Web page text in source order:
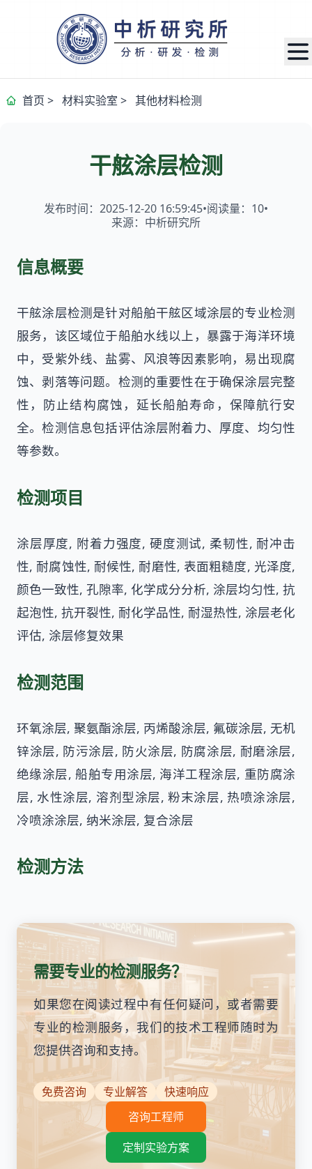
首页 > 材料实验室 > 其他材料检测
干舷涂层检测
发布时间：2025-12-20 16:59:45•阅读量： 10•
来源：中析研究所
信息概要
干舷涂层检测是针对船舶干舷区域涂层的专业检测
服务，该区域位于船舶水线以上，暴露于海洋环境
中，受紫外线、盐雾、风浪等因素影响，易出现腐
蚀、剥落等问题。检测的重要性在于确保涂层完整
性，防止结构腐蚀，延长船舶寿命，保障航行安
全。检测信息包括评估涂层附着力、厚度、均匀性
等参数。
检测项目
涂层厚度, 附着力强度, 硬度测试, 柔韧性, 耐冲击
性, 耐腐蚀性, 耐候性, 耐磨性, 表面粗糙度, 光泽度,
颜色一致性, 孔隙率, 化学成分分析, 涂层均匀性, 抗
起泡性, 抗开裂性, 耐化学品性, 耐湿热性, 涂层老化
评估, 涂层修复效果
检测范围
环氧涂层, 聚氨酯涂层, 丙烯酸涂层, 氟碳涂层, 无机
锌涂层, 防污涂层, 防火涂层, 防腐涂层, 耐磨涂层,
绝缘涂层, 船舶专用涂层, 海洋工程涂层, 重防腐涂
层, 水性涂层, 溶剂型涂层, 粉末涂层, 热喷涂涂层,
冷喷涂涂层, 纳米涂层, 复合涂层
检测方法
需要专业的检测服务？
如果您在阅读过程中有任何疑问，或者需要
专业的检测服务，我们的技术工程师随时为
您提供咨询和支持。
免费咨询 专业解答
快速响应
咨询工程师
定制实验方案